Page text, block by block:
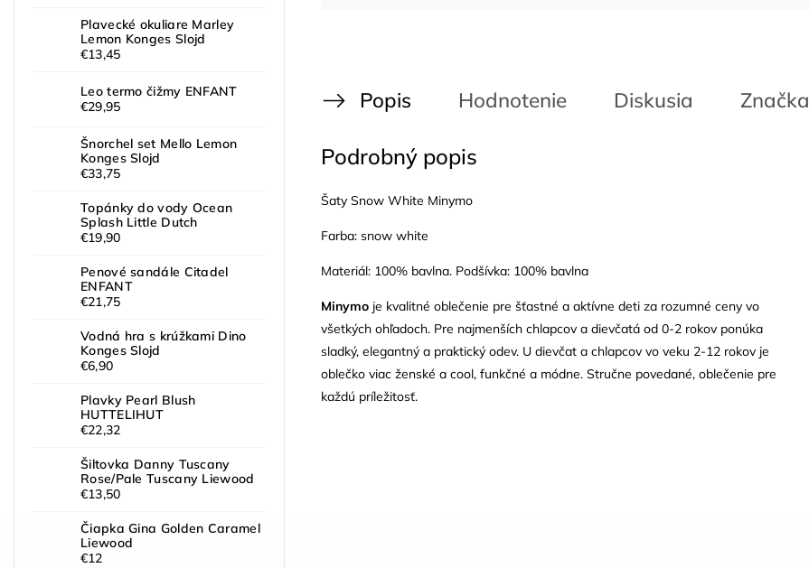
Plavecké okuliare Marley
Lemon Konges Slojd
€13,45
Leo termo čižmy ENFANT
€29,95
Šnorchel set Mello Lemon
Konges Slojd
€33,75
Topánky do vody Ocean
Splash Little Dutch
€19,90
Penové sandále Citadel
ENFANT
€21,75
Vodná hra s krúžkami Dino
Konges Slojd
€6,90
Plavky Pearl Blush
HUTTELIHUT
€22,32
Šiltovka Danny Tuscany
Rose/Pale Tuscany Liewood
€13,50
Čiapka Gina Golden Caramel
Liewood
€12
Popis Hodnotenie Diskusia Značka
Podrobný popis
Šaty Snow White Minymo
Farba: snow white
Materiál: 100% bavlna. Podšívka: 100% bavlna
Minymo je kvalitné oblečenie pre šťastné a aktívne deti za rozumné ceny vo
všetkých ohľadoch. Pre najmenších chlapcov a dievčatá od 0-2 rokov ponúka
sladký, elegantný a praktický odev. U dievčat a chlapcov vo veku 2-12 rokov je
oblečko viac ženské a cool, funkčné a módne. Stručne povedané, oblečenie pre
každú príležitosť.